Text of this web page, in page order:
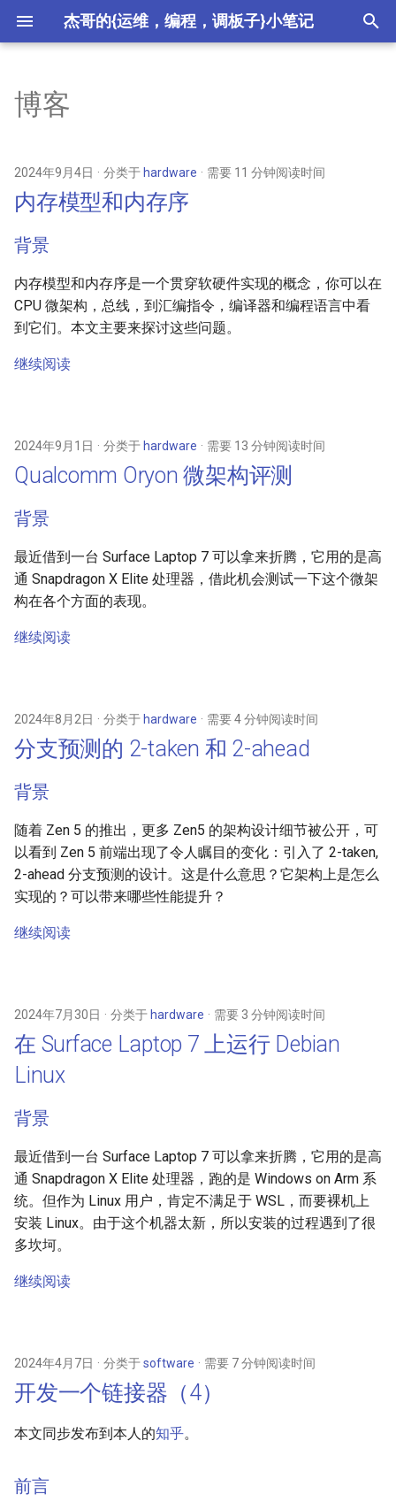
杰哥的{运维，编程，调板子}小笔记
入
以
索
内存模型和内存序
Qualcomm Oryon 微架构评测
分支预测的 2-taken 和 2-
Debian Linux
开发一个链接器（4）
开发一个链接器（1）
Chromium 构建与移植
VIPT 与缓存大小和页表大小
的关系
问题
mkdocs-material 的 Instant
Navigation 功能坑点
在 Apple Silicon macOS 上跑
Apple 处理器
Clang 如何支持 CUDA 程序
WSL2 内部实现探究
实践
CPU 的主机
LoongArch 处理器
普通高校招生录取流程
SPEC CPU 2006 性能测试
2026
2025
2024
2023
2022
2021
2018
2017
2016
2014
crypto
csdn
ctf
devops
hardware
meta
os
others
programming
software
system
博客
2024年9月4日 分类于 hardware 需要 11 分钟阅读时间
内存模型和内存序
背景
内存模型和内存序是一个贯穿软硬件实现的概念，你可以在
CPU 微架构，总线，到汇编指令，编译器和编程语言中看
到它们。本文主要来探讨这些问题。
继续阅读
2024年9月1日 分类于 hardware 需要 13 分钟阅读时间
Qualcomm Oryon 微架构评测
背景
最近借到一台 Surface Laptop 7 可以拿来折腾，它用的是高
通 Snapdragon X Elite 处理器，借此机会测试一下这个微架
构在各个方面的表现。
继续阅读
2024年8月2日 分类于 hardware 需要 4 分钟阅读时间
分支预测的 2-taken 和 2-ahead
背景
随着 Zen 5 的推出，更多 Zen5 的架构设计细节被公开，可
以看到 Zen 5 前端出现了令人瞩目的变化：引入了 2-taken,
2-ahead 分支预测的设计。这是什么意思？它架构上是怎么
实现的？可以带来哪些性能提升？
继续阅读
2024年7月30日 分类于 hardware 需要 3 分钟阅读时间
在 Surface Laptop 7 上运行 Debian
Linux
背景
最近借到一台 Surface Laptop 7 可以拿来折腾，它用的是高
通 Snapdragon X Elite 处理器，跑的是 Windows on Arm 系
统。但作为 Linux 用户，肯定不满足于 WSL，而要裸机上
安装 Linux。由于这个机器太新，所以安装的过程遇到了很
多坎坷。
继续阅读
2024年4月7日 分类于software 需要 7 分钟阅读时间
开发一个链接器（4）
本文同步发布到本人的知乎。
前言